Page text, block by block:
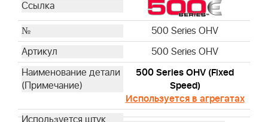
104M0B0065H5YY0001
104M0B0116H5YY0001
597189
596088
593562
750 Series DOV
1006025025H5YY1001
1006020190H5YY7001
500 Series OHV
500 Series OHV
500 Series OHV (Fixed
Speed)
Используется в агрегатах